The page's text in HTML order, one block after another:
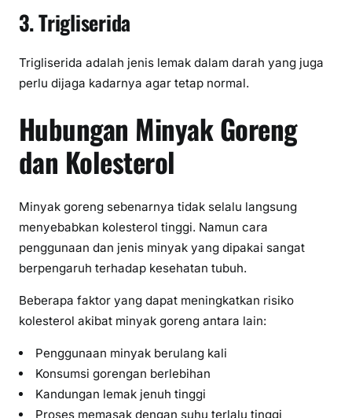
3. Trigliserida
Trigliserida adalah jenis lemak dalam darah yang juga
perlu dijaga kadarnya agar tetap normal.
Hubungan Minyak Goreng
dan Kolesterol
Minyak goreng sebenarnya tidak selalu langsung
menyebabkan kolesterol tinggi. Namun cara
penggunaan dan jenis minyak yang dipakai sangat
berpengaruh terhadap kesehatan tubuh.
Beberapa faktor yang dapat meningkatkan risiko
kolesterol akibat minyak goreng antara lain:
Penggunaan minyak berulang kali
Konsumsi gorengan berlebihan
Kandungan lemak jenuh tinggi
Proses memasak dengan suhu terlalu tinggi